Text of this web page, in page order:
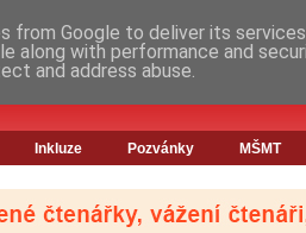
Inkluze Pozvánky MŠMT
from Google to deliver its
along with performance and
and address abuse.